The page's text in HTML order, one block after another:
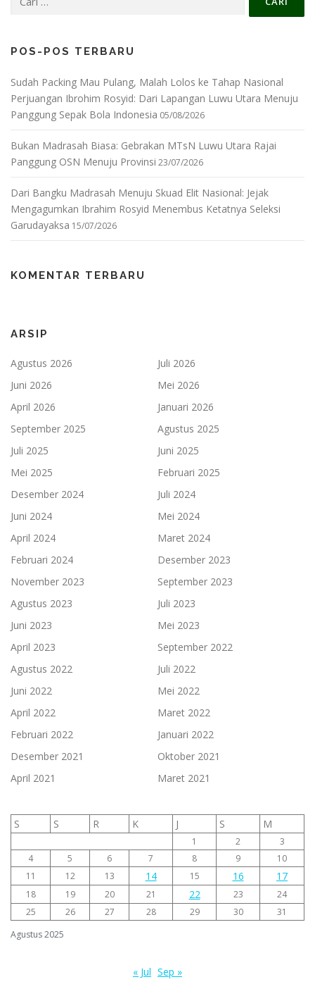
untuk:
POS-POS TERBARU
Sudah Packing Mau Pulang, Malah Lolos ke Tahap Nasional
Perjuangan Ibrohim Rosyid: Dari Lapangan Luwu Utara Menuju
Panggung Sepak Bola Indonesia 05/08/2026
Bukan Madrasah Biasa: Gebrakan MTsN Luwu Utara Rajai
Panggung OSN Menuju Provinsi 23/07/2026
Dari Bangku Madrasah Menuju Skuad Elit Nasional: Jejak
Mengagumkan Ibrahim Rosyid Menembus Ketatnya Seleksi
Garudayaksa 15/07/2026
KOMENTAR TERBARU
ARSIP
Agustus 2026
Juli 2026
Juni 2026
Mei 2026
April 2026
Januari 2026
September 2025
Agustus 2025
Juli 2025
Juni 2025
Mei 2025
Februari 2025
Desember 2024
Juli 2024
Juni 2024
Mei 2024
April 2024
Maret 2024
Februari 2024
Desember 2023
November 2023
September 2023
Agustus 2023
Juli 2023
Juni 2023
Mei 2023
April 2023
September 2022
Agustus 2022
Juli 2022
Juni 2022
Mei 2022
April 2022
Maret 2022
Februari 2022
Januari 2022
Desember 2021
Oktober 2021
April 2021
Maret 2021
Agustus 2025
S S R K J S M
1 2
3
4
5 6 7 8 9
10
11
12 13 14 15 16 17
18 19 20 21 22 23
24
25
26 27 28 29 30 31
« Jul Sep »